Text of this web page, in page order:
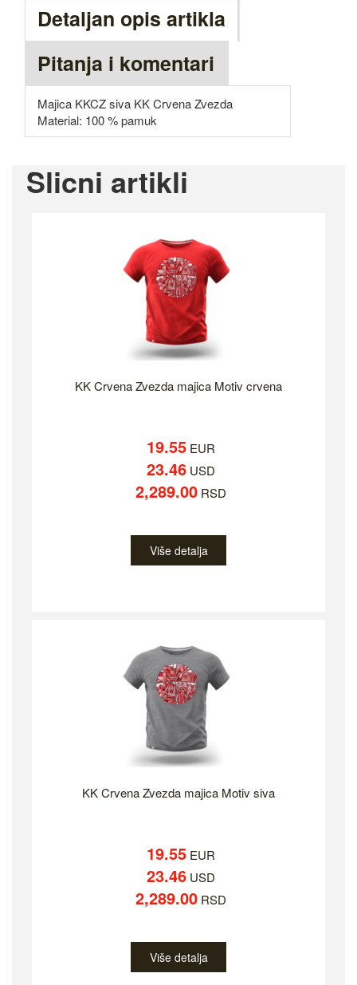
Detaljan opis artikla
Pitanja i komentari
Majica KKCZ siva KK Crvena Zvezda
Material: 100 % pamuk
Slicni artikli
KK Crvena Zvezda majica Motiv crvena
19.55EUR
23.46USD
2,289.00RSD
Više detalja
KK Crvena Zvezda majica Motiv siva
19.55EUR
23.46USD
2,289.00RSD
Više detalja